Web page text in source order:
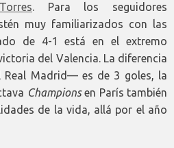
. Para los seguidores
muy familiarizados con las
de 4-1 está en el extremo
del Valencia. La diferencia
Madrid— es de 3 goles, la
Championsen París también
de la vida, allá por el año